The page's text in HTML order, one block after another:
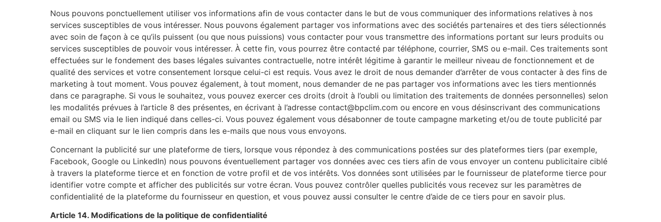
Nous pouvons ponctuellement utiliser vos informations afin de vous contacter dans le but de vous communiquer des informations relatives à nos
services susceptibles de vous intéresser. Nous pouvons également partager vos informations avec des sociétés partenaires et des tiers sélectionnés
avec soin de façon à ce qu’ils puissent (ou que nous puissions) vous contacter pour vous transmettre des informations portant sur leurs produits ou
services susceptibles de pouvoir vous intéresser. À cette fin, vous pourrez être contacté par téléphone, courrier, SMS ou e-mail. Ces traitements sont
effectuées sur le fondement des bases légales suivantes contractuelle, notre intérêt légitime à garantir le meilleur niveau de fonctionnement et de
qualité des services et votre consentement lorsque celui-ci est requis. Vous avez le droit de nous demander d’arrêter de vous contacter à des fins de
marketing à tout moment. Vous pouvez également, à tout moment, nous demander de ne pas partager vos informations avec les tiers mentionnés
dans ce paragraphe. Si vous le souhaitez, vous pouvez exercer ces droits (droit à l’oubli ou limitation des traitements de données personnelles) selon
les modalités prévues à l’article 8 des présentes, en écrivant à l’adresse contact@bpclim.com ou encore en vous désinscrivant des communications
email ou SMS via le lien indiqué dans celles-ci. Vous pouvez également vous désabonner de toute campagne marketing et/ou de toute publicité par
e-mail en cliquant sur le lien compris dans les e-mails que nous vous envoyons.
Concernant la publicité sur une plateforme de tiers, lorsque vous répondez à des communications postées sur des plateformes tiers (par exemple,
Facebook, Google ou LinkedIn) nous pouvons éventuellement partager vos données avec ces tiers afin de vous envoyer un contenu publicitaire ciblé
à travers la plateforme tierce et en fonction de votre profil et de vos intérêts. Vos données sont utilisées par le fournisseur de plateforme tierce pour
identifier votre compte et afficher des publicités sur votre écran. Vous pouvez contrôler quelles publicités vous recevez sur les paramètres de
confidentialité de la plateforme du fournisseur en question, et vous pouvez aussi consulter le centre d’aide de ce tiers pour en savoir plus.
Article 14. Modifications de la politique de confidentialité